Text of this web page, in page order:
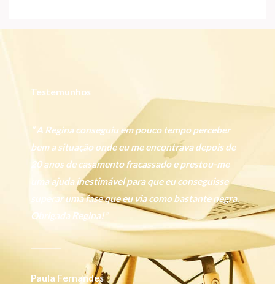
Testemunhos
” A Regina conseguiu em pouco tempo perceber
bem a situação onde eu me encontrava depois de
20 anos de casamento fracassado e prestou-me
uma ajuda inestimável para que eu conseguisse
superar uma fase que eu via como bastante negra.
Obrigada Regina!”
Paula Fernandes